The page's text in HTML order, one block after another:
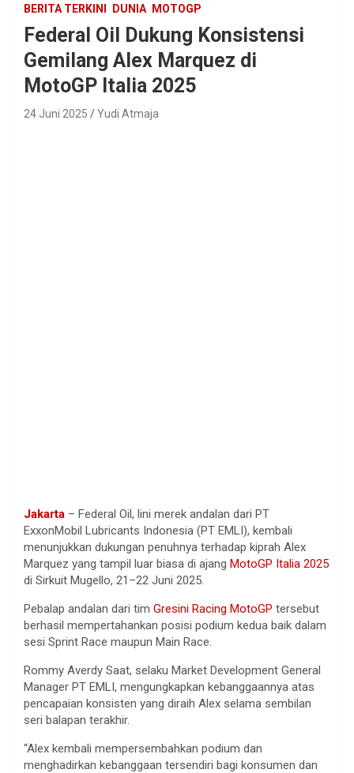
BERITA TERKINI DUNIA MOTOGP
Federal Oil Dukung Konsistensi
Gemilang Alex Marquez di
MotoGP Italia 2025
24 Juni 2025 Yudi Atmaja
Jakarta – Federal Oil, lini merek andalan dari PT
ExxonMobil Lubricants Indonesia (PT EMLI), kembali
menunjukkan dukungan penuhnya terhadap kiprah Alex
Marquez yang tampil luar biasa di ajang MotoGP Italia 2025
di Sirkuit Mugello, 21–22 Juni 2025.
Pebalap andalan dari tim Gresini Racing MotoGP tersebut
berhasil mempertahankan posisi podium kedua baik dalam
sesi Sprint Race maupun Main Race.
Rommy Averdy Saat, selaku Market Development General
Manager PT EMLI, mengungkapkan kebanggaannya atas
pencapaian konsisten yang diraih Alex selama sembilan
seri balapan terakhir.
“Alex kembali mempersembahkan podium dan
menghadirkan kebanggaan tersendiri bagi konsumen dan